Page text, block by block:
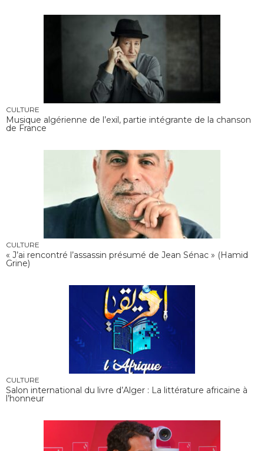
CULTURE
Musique algérienne de l’exil, partie intégrante de la chanson
de France
CULTURE
« J’ai rencontré l’assassin présumé de Jean Sénac » (Hamid
Grine)
CULTURE
Salon international du livre d’Alger : La littérature africaine à
l’honneur